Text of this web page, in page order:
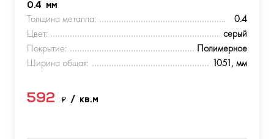
0.4 мм
Толщина металла:
0.4
Цвет:
серый
Покрытие:
Полимерное
Ширина общая:
1051, мм
592 ₽ / кв.м